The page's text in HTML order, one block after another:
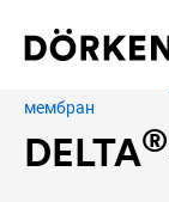
мембран
DELTA®